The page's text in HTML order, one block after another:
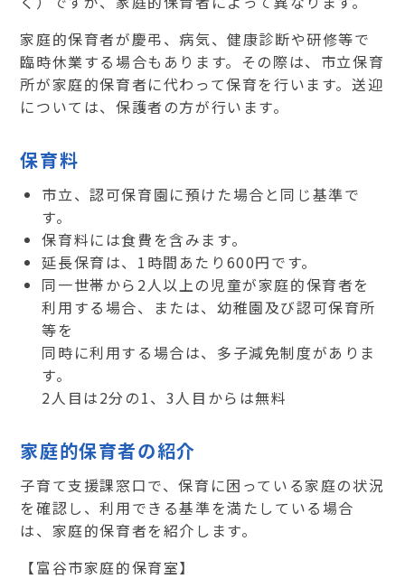
家庭的保育者が慶弔、病気、健康診断や研修等で
臨時休業する場合もあります。その際は、市立保育
所が家庭的保育者に代わって保育を行います。送迎
については、保護者の方が行います。
保育料
市立、認可保育園に預けた場合と同じ基準で
す。
保育料には食費を含みます。
延長保育は、1時間あたり600円です。
同一世帯から2人以上の児童が家庭的保育者を
利用する場合、または、幼稚園及び認可保育所
等を
同時に利用する場合は、多子減免制度がありま
す。
2人目は2分の1、3人目からは無料
家庭的保育者の紹介
子育て支援課窓口で、保育に困っている家庭の状況
を確認し、利用できる基準を満たしている場合
は、家庭的保育者を紹介します。
【富谷市家庭的保育室】